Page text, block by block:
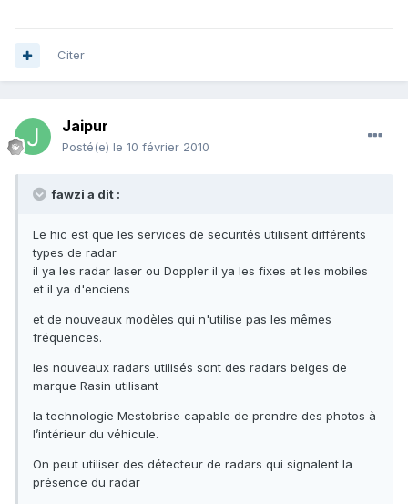
Citer
Jaipur
Posté(e) le 10 février 2010
fawzi a dit :
Le hic est que les services de securités utilisent différents
types de radar
il ya les radar laser ou Doppler il ya les fixes et les mobiles
et il ya d'enciens
et de nouveaux modèles qui n'utilise pas les mêmes
fréquences.
les nouveaux radars utilisés sont des radars belges de
marque Rasin utilisant
la technologie Mestobrise capable de prendre des photos à
l’intérieur du véhicule.
On peut utiliser des détecteur de radars qui signalent la
présence du radar